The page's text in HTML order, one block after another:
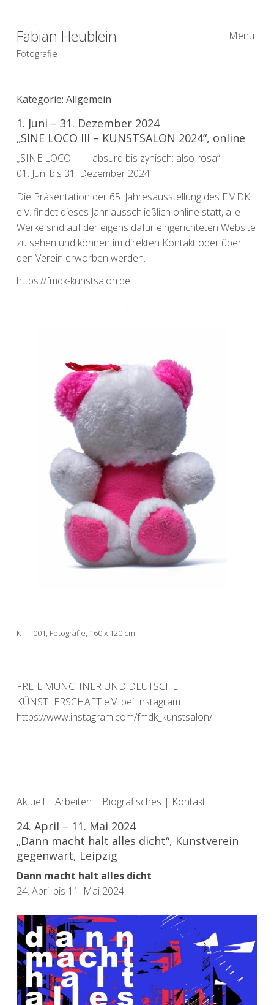
Fabian Heublein
Fotografie
Menü
Kategorie: Allgemein
1. Juni – 31. Dezember 2024
„SINE LOCO III – KUNSTSALON 2024“, online
„SINE LOCO III – absurd bis zynisch: also rosa“
01. Juni bis 31. Dezember 2024
Die Präsentation der 65. Jahresausstellung des FMDK
e.V. findet dieses Jahr ausschließlich online statt, alle
Werke sind auf der eigens dafür eingerichteten Website
zu sehen und können im direkten Kontakt oder über
den Verein erworben werden.
https://fmdk-kunstsalon.de
KT – 001, Fotografie, 160 x 120 cm
FREIE MÜNCHNER UND DEUTSCHE
KÜNSTLERSCHAFT e.V. bei Instagram
https://www.instagram.com/fmdk_kunstsalon/
Aktuell | Arbeiten | Biografisches | Kontakt
24. April – 11. Mai 2024
„Dann macht halt alles dicht“, Kunstverein
gegenwart, Leipzig
Dann macht halt alles dicht
24. April bis 11. Mai 2024